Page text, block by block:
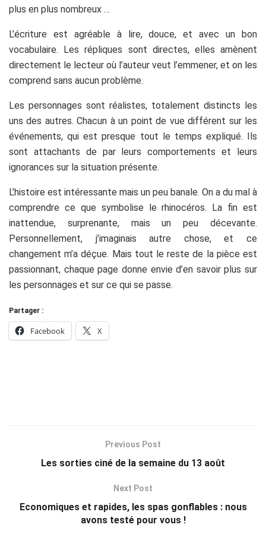
plus en plus nombreux …
L’écriture est agréable à lire, douce, et avec un bon
vocabulaire. Les répliques sont directes, elles amènent
directement le lecteur où l’auteur veut l’emmener, et on les
comprend sans aucun problème.
Les personnages sont réalistes, totalement distincts les
uns des autres. Chacun à un point de vue différent sur les
événements, qui est presque tout le temps expliqué. Ils
sont attachants de par leurs comportements et leurs
ignorances sur la situation présente.
L’histoire est intéressante mais un peu banale. On a du mal à
comprendre ce que symbolise le rhinocéros. La fin est
inattendue, surprenante, mais un peu décevante.
Personnellement, j’imaginais autre chose, et ce
changement m’a déçue. Mais tout le reste de la pièce est
passionnant, chaque page donne envie d’en savoir plus sur
les personnages et sur ce qui se passe.
Partager :
Facebook X
Previous Post
Les sorties ciné de la semaine du 13 août
Next Post
Economiques et rapides, les spas gonflables : nous
avons testé pour vous !